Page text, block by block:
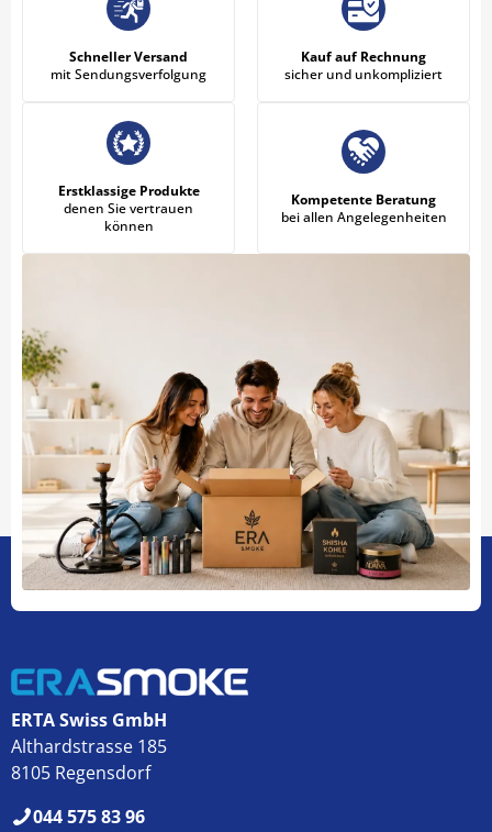
Schneller Versand
mit Sendungsverfolgung
Kauf auf Rechnung
sicher und unkompliziert
Erstklassige Produkte
denen Sie vertrauen
können
Kompetente Beratung
bei allen Angelegenheiten
ERTA Swiss GmbH
Althardstrasse 185
8105 Regensdorf
044 575 83 96